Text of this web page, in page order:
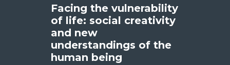
Facing the vulnerability
of life: social creativity
and new
understandings of the
human being